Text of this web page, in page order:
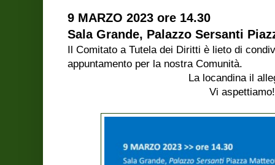
9 MARZO 2023 ore 14.30
Sala Grande, Palazzo Sersanti
Il Comitato a Tutela dei Diritti è lieto di
appuntamento per la nostra Comunità.
La locandina il
Vi aspettiamo!